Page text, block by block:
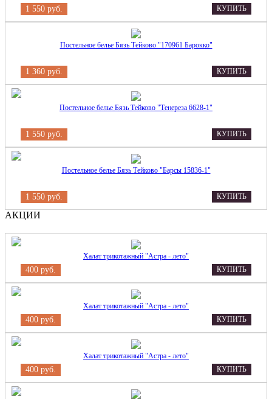
1 550 руб. КУПИТЬ
Постельное белье Бязь Тейково "170961 Барокко"
1 360 руб. КУПИТЬ
Постельное белье Бязь Тейково "Тенереза 6628-1"
1 550 руб. КУПИТЬ
Постельное белье Бязь Тейково "Барсы 15836-1"
1 550 руб. КУПИТЬ
АКЦИИ
Халат трикотажный "Астра - лето"
400 руб. КУПИТЬ
Халат трикотажный "Астра - лето"
400 руб. КУПИТЬ
Халат трикотажный "Астра - лето"
400 руб. КУПИТЬ